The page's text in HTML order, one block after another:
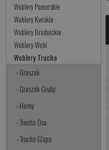
Woblery Pomorskie
Woblery Kwiskie
Woblery Brodnickie
Woblery Wobi
Woblery Trucha
- Groszek
- Groszek Gruby
- Horny
- Trucha Osa
- Trucha Glapa